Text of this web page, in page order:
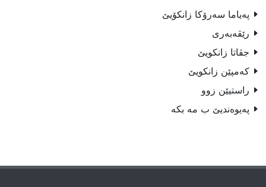
پەیاما سەرۆکا زانکۆیێ
رێڤەبەری
جڤاتا زانكويێ
كه‌مپێن زانكويێ
راستیێن زوو
پەیوەندیێ ب مە بکە